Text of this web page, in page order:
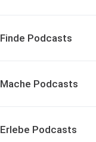
Finde Podcasts
Mache Podcasts
Erlebe Podcasts